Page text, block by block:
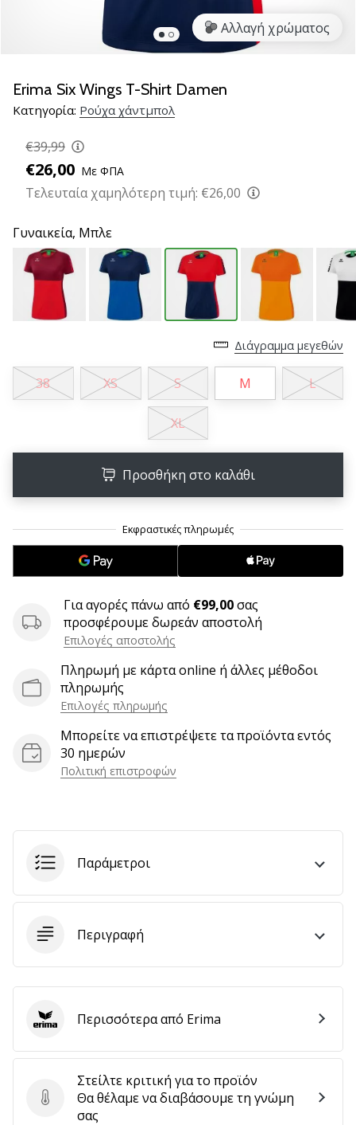
Accelerate
SQD
Ανακάλυψε
τις
τεχνικές
και
μάθε
αν
αξίζει…
6 λεπτά ανάγνωσης
Γίνετε
μάρκας
λάτρης
του
όπως
Γίνε
πρεσβευτής/
πρέσβειρα
μάρκας
Εμφάνιση
άρθρων
Αλλαγή χρώματος
Erima Six Wings T-Shirt Damen
Κατηγορία: Ρούχα χάντμπολ
€39,99
€26,00 Με ΦΠΑ
Τελευταία χαμηλότερη τιμή: €26,00
Γυναικεία, Μπλε
Διάγραμμα μεγεθών
38 XS S M L
XL
Προσθήκη στο καλάθι
Για αγορές πάνω από €99,00σας
προσφέρουμε δωρεάν αποστολή
Επιλογές αποστολής
Πληρωμή με κάρτα online ή άλλες μέθοδοι
πληρωμής
Επιλογές πληρωμής
Μπορείτε να επιστρέψετε τα προϊόντα εντός
30 ημερών
Πολιτική επιστροφών
Παράμετροι
Περιγραφή
Στείλτε κριτική για το προϊόν
Στείλτε κριτική για το προϊόν
Θα θέλαμε να διαβάσουμε τη γνώμη
σας
ErimaΠερισσότερα από Erima